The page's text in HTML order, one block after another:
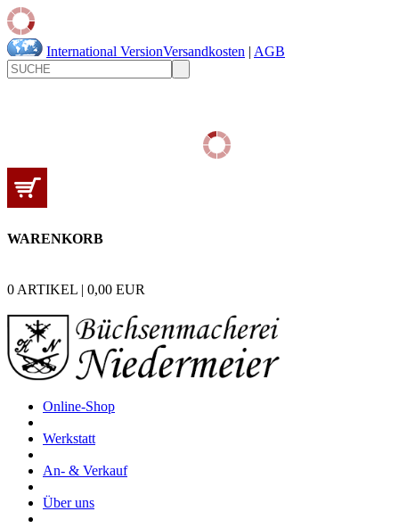
International VersionVersandkosten | AGB
WARENKORB
0 ARTIKEL | 0,00 EUR
Online-Shop
Werkstatt
An- & Verkauf
Über uns